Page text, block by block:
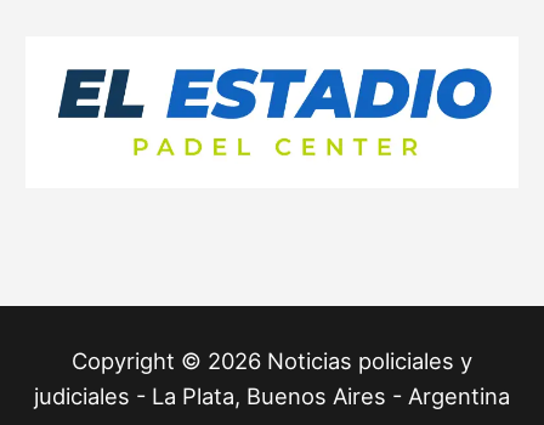
Copyright © 2026 Noticias policiales y
judiciales - La Plata, Buenos Aires - Argentina